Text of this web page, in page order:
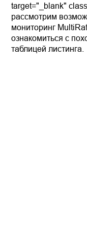
target="_blank"
рассмотрим
мониторинг
ознакомиться с
таблицей листинга.